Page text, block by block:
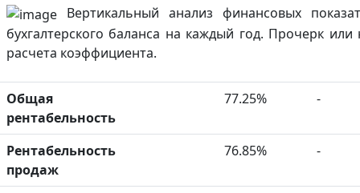
Вертикальный анализ финансовых
бухгалтерского баланса на каждый год. Прочерк
расчета коэффициента.
Общая
рентабельность
77.25% -
Рентабельность
продаж
76.85% -